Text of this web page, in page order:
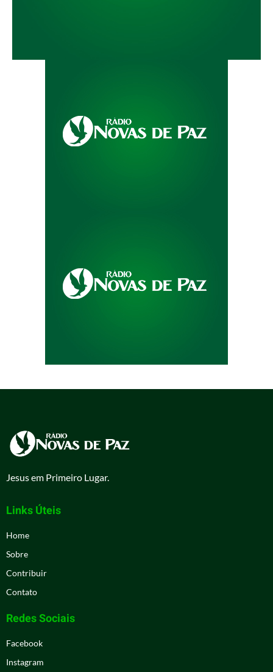
Jesus em Primeiro Lugar.
Links Úteis
Home
Sobre
Contribuir
Contato
Redes Sociais
Facebook
Instagram